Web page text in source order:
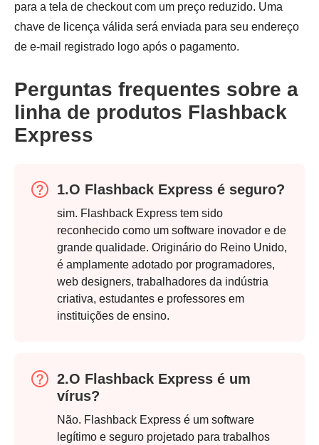
Etapa 3.
Passo 4.
para a tela de checkout com um preço reduzido. Uma
chave de licença válida será enviada para seu endereço
de e-mail registrado logo após o pagamento.
Perguntas frequentes sobre a
linha de produtos Flashback
Express
1.O Flashback Express é seguro?
sim. Flashback Express tem sido
reconhecido como um software inovador e de
grande qualidade. Originário do Reino Unido,
é amplamente adotado por programadores,
web designers, trabalhadores da indústria
criativa, estudantes e professores em
instituições de ensino.
2.O Flashback Express é um
vírus?
Não. Flashback Express é um software
legítimo e seguro projetado para trabalhos